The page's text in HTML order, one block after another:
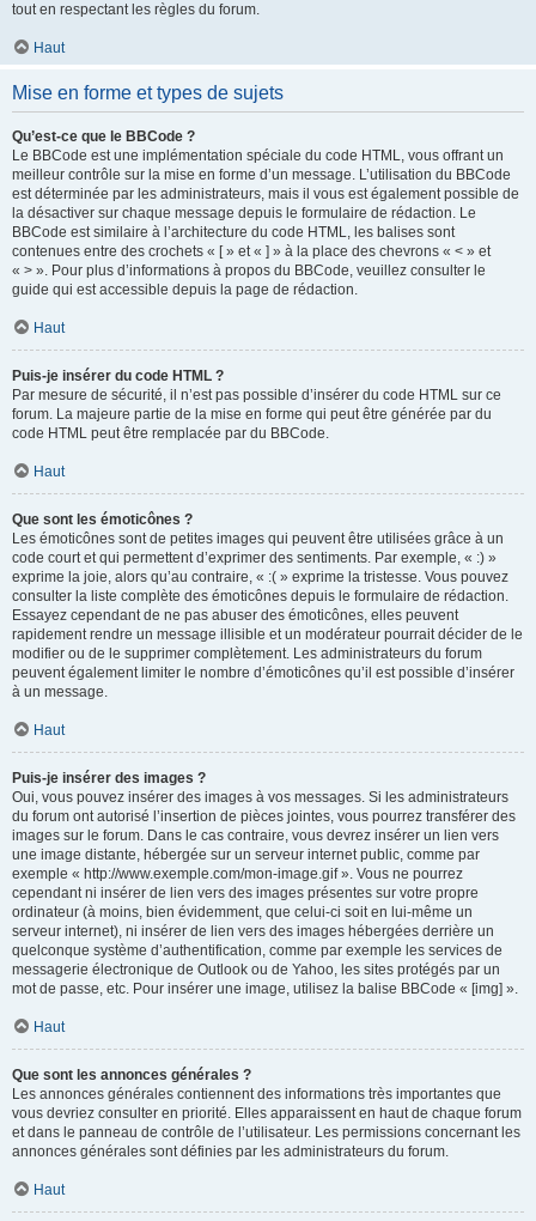
tout en respectant les règles du forum.
Haut
Mise en forme et types de sujets
Qu’est-ce que le BBCode ?
Le BBCode est une implémentation spéciale du code HTML, vous offrant un
meilleur contrôle sur la mise en forme d’un message. L’utilisation du BBCode
est déterminée par les administrateurs, mais il vous est également possible de
la désactiver sur chaque message depuis le formulaire de rédaction. Le
BBCode est similaire à l’architecture du code HTML, les balises sont
contenues entre des crochets « [ » et « ] » à la place des chevrons « < » et
« > ». Pour plus d’informations à propos du BBCode, veuillez consulter le
guide qui est accessible depuis la page de rédaction.
Haut
Puis-je insérer du code HTML ?
Par mesure de sécurité, il n’est pas possible d’insérer du code HTML sur ce
forum. La majeure partie de la mise en forme qui peut être générée par du
code HTML peut être remplacée par du BBCode.
Haut
Que sont les émoticônes ?
Les émoticônes sont de petites images qui peuvent être utilisées grâce à un
code court et qui permettent d’exprimer des sentiments. Par exemple, « :) »
exprime la joie, alors qu’au contraire, « :( » exprime la tristesse. Vous pouvez
consulter la liste complète des émoticônes depuis le formulaire de rédaction.
Essayez cependant de ne pas abuser des émoticônes, elles peuvent
rapidement rendre un message illisible et un modérateur pourrait décider de le
modifier ou de le supprimer complètement. Les administrateurs du forum
peuvent également limiter le nombre d’émoticônes qu’il est possible d’insérer
à un message.
Haut
Puis-je insérer des images ?
Oui, vous pouvez insérer des images à vos messages. Si les administrateurs
du forum ont autorisé l’insertion de pièces jointes, vous pourrez transférer des
images sur le forum. Dans le cas contraire, vous devrez insérer un lien vers
une image distante, hébergée sur un serveur internet public, comme par
exemple « http://www.exemple.com/mon-image.gif ». Vous ne pourrez
cependant ni insérer de lien vers des images présentes sur votre propre
ordinateur (à moins, bien évidemment, que celui-ci soit en lui-même un
serveur internet), ni insérer de lien vers des images hébergées derrière un
quelconque système d’authentification, comme par exemple les services de
messagerie électronique de Outlook ou de Yahoo, les sites protégés par un
mot de passe, etc. Pour insérer une image, utilisez la balise BBCode « [img] ».
Haut
Que sont les annonces générales ?
Les annonces générales contiennent des informations très importantes que
vous devriez consulter en priorité. Elles apparaissent en haut de chaque forum
et dans le panneau de contrôle de l’utilisateur. Les permissions concernant les
annonces générales sont définies par les administrateurs du forum.
Haut